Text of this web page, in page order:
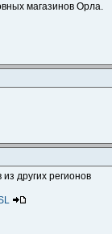
магазинов Орла.
других регионов